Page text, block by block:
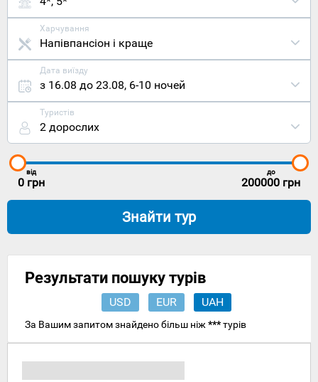
Харчування
Напівпансіон і краще
Дата виїзду
з 16.08 до 23.08, 6-10 ночей
Туристів
2 дорослих
від
0 грн
до
200000 грн
Знайти тур
Результати пошуку турів
USD EUR UAH
За Вашим запитом знайдено більш ніж ***турів